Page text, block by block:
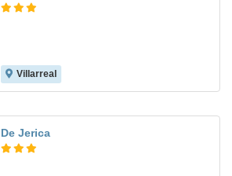
Villarreal
De Jerica